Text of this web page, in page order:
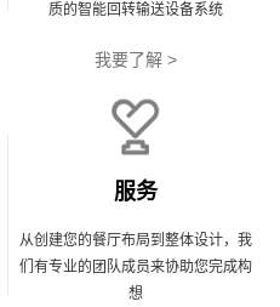
质的智能回转输送设备系统
我要了解 >
服务
从创建您的餐厅布局到整体设计，我
们有专业的团队成员来协助您完成构
想